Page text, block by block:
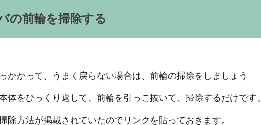
の前輪を掃除する
かかって、うまく戻らない場合は、前輪の掃除をしましょう
体をひっくり返して、前輪を引っこ抜いて、掃除するだけです。
除方法が掲載されていたのでリンクを貼っておきます。